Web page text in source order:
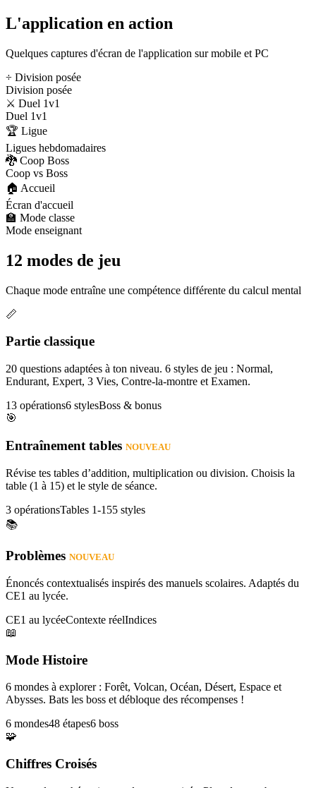
L'application en action
Quelques captures d'écran de l'application sur mobile et PC
÷ Division posée
Division posée
⚔️ Duel 1v1
Duel 1v1
🏆 Ligue
Ligues hebdomadaires
🐉 Coop Boss
Coop vs Boss
🏠 Accueil
Écran d'accueil
🏫 Mode classe
Mode enseignant
12 modes de jeu
Chaque mode entraîne une compétence différente du calcul mental
📏
Partie classique
20 questions adaptées à ton niveau. 6 styles de jeu : Normal,
Endurant, Expert, 3 Vies, Contre-la-montre et Examen.
13 opérations6 stylesBoss & bonus
🎯
Entraînement tables NOUVEAU
Révise tes tables d’addition, multiplication ou division. Choisis la
table (1 à 15) et le style de séance.
3 opérationsTables 1-155 styles
📚
Problèmes NOUVEAU
Énoncés contextualisés inspirés des manuels scolaires. Adaptés du
CE1 au lycée.
CE1 au lycéeContexte réelIndices
📖
Mode Histoire
6 mondes à explorer : Forêt, Volcan, Océan, Désert, Espace et
Abysses. Bats les boss et débloque des récompenses !
6 mondes48 étapes6 boss
🧩
Chiffres Croisés